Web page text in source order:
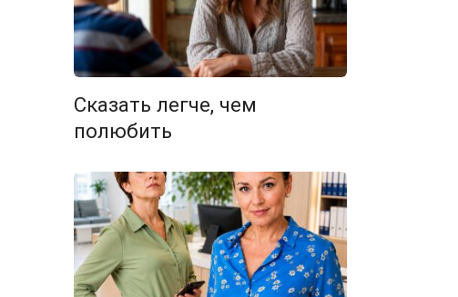
Сказать легче, чем
полюбить